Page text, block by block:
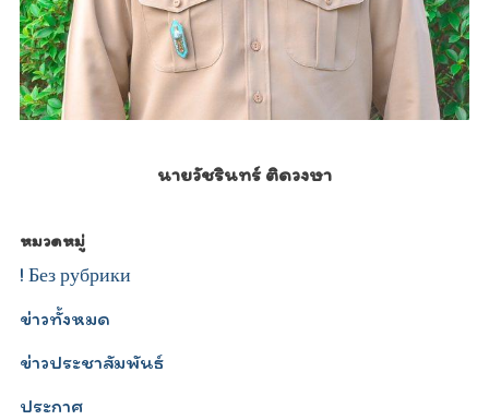
นายวัชรินทร์ ติดวงษา
หมวดหมู่
! Без рубрики
ข่าวทั้งหมด
ข่าวประชาสัมพันธ์
ประกาศ